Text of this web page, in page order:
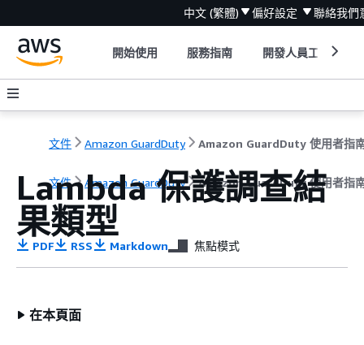
中文 (繁體) 偏好設定 聯絡我們
開始使用 服務指南 開發人員工具
文件 Amazon GuardDuty Amazon GuardDuty 使用者指
文件 Amazon GuardDuty Amazon GuardDuty 使用者指
Lambda 保護調查結
果類型
PDF RSS Markdown 焦點模式
在本頁面